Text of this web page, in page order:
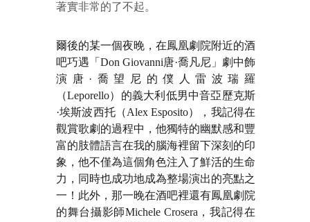
著實非常的了不起。
爾後的某一個夜晚，在鳳凰劇院附近的酒
吧巧遇「Don Giovanni唐·喬凡尼」劇中飾
演唐·喬望尼的僕人雷波瑞羅
（Leporello）的義大利低男中音亞歷克斯
·埃斯波西托（Alex Esposito），我記得在
觀賞歌劇的過程中，他獨特的幽默感和豐
富的肢體語言在我的腦海裡留下深刻的印
象，他不僅為這個角色注入了鮮活的生命
力，同時也成功地成為整場演出的亮點之
一！此外，那一晚在酒吧裡還有鳳凰劇院
的舞台攝影師Michele Crosera，我記得在